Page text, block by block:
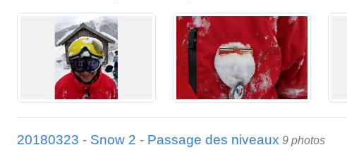
20180323 - Snow 2 - Passage des niveaux 9 photos